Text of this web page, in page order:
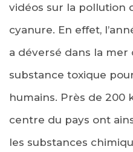
vidéos sur la pollution
cyanure. En effet,
a déversé dans la mer
substance toxique
humains. Près de 200
centre du pays ont
les substances